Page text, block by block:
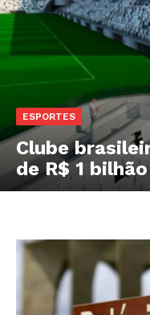
ESPORTES
Clube
de R$ 1